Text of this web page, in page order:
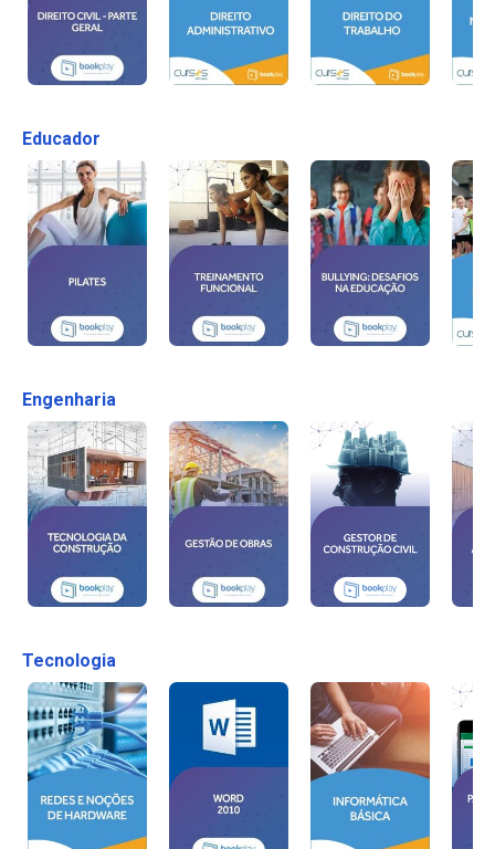
Educador
Engenharia
Tecnologia